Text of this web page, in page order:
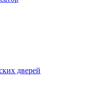
дверей